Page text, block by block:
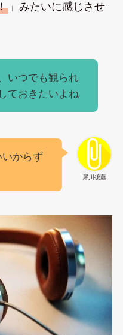
」みたいに感じさせ
いつでも観られ
ておきたいよね
犀川後藤
からず